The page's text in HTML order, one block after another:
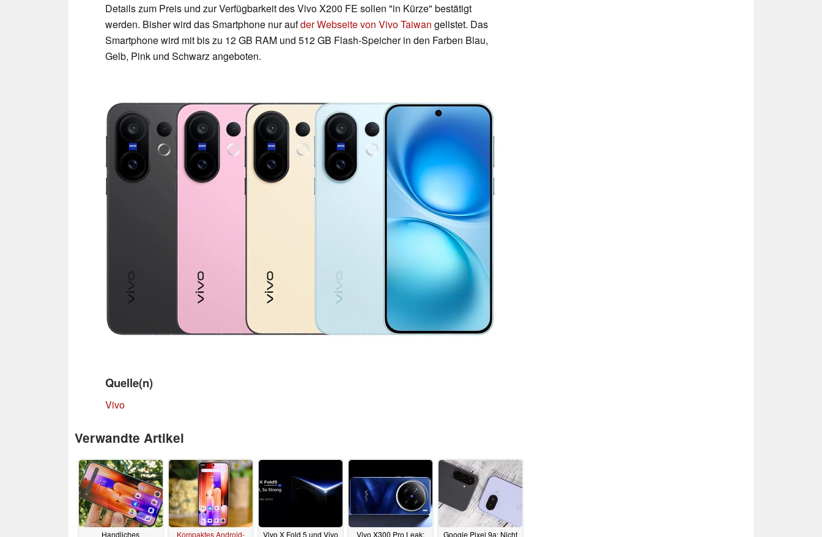
Details zum Preis und zur Verfügbarkeit des Vivo X200 FE sollen "in Kürze" bestätigt
werden. Bisher wird das Smartphone nur aufder Webseite von Vivo Taiwan gelistet. Das
Smartphone wird mit bis zu 12 GB RAM und 512 GB Flash-Speicher in den Farben Blau,
Gelb, Pink und Schwarz angeboten.
Quelle(n)
Vivo
Verwandte Artikel
Handliches
Kompaktes Android-
Vivo X Fold 5 und Vivo
Vivo X300 Pro Leak:
Google Pixel 9a: Nicht